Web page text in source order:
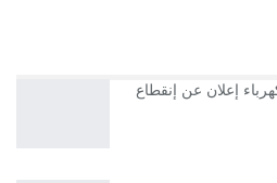
إعلان عن إنقطاع